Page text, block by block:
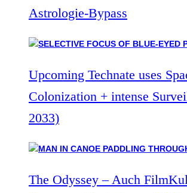
Astrologie-Bypass
Upcoming Technate uses
Colonization + intense
2033)
The Odyssey – Auch